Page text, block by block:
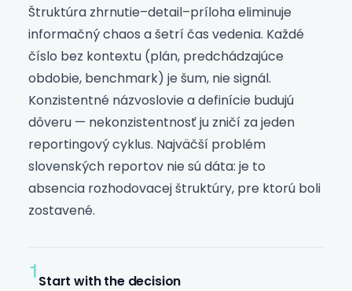
Štruktúra zhrnutie–detail–príloha eliminuje
informačný chaos a šetrí čas vedenia. Každé
číslo bez kontextu (plán, predchádzajúce
obdobie, benchmark) je šum, nie signál.
Konzistentné názvoslovie a definície budujú
dôveru — nekonzistentnosť ju zničí za jeden
reportingový cyklus. Najväčší problém
slovenských reportov nie sú dáta: je to
absencia rozhodovacej štruktúry, pre ktorú boli
zostavené.
1Start with the decision